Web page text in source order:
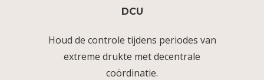
DCU
Houd de controle tijdens periodes van
extreme drukte met decentrale
coördinatie.